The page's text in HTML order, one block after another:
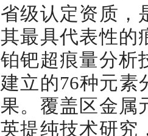
省级认定资质，
其最具代表性的
铂钯超痕量分析
建立的76种元素
果。覆盖区金属
英提纯技术研究